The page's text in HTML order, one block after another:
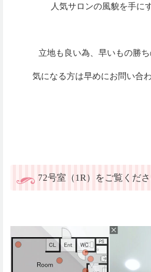
人気サロンの風貌を手に
立地も良い為、早いもの勝
72号室（1R）をご覧くだ